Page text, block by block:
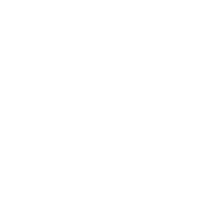
de votre projet à notre service